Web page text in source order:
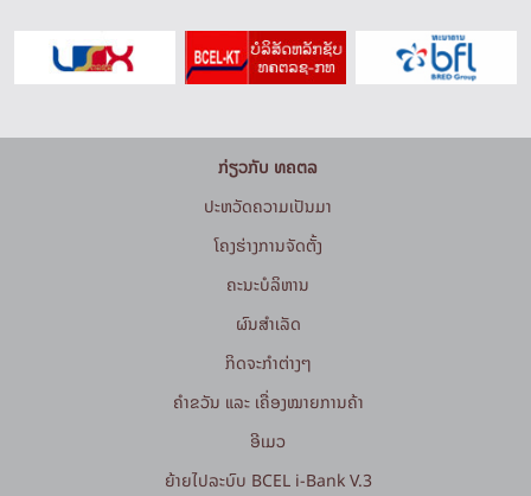
ກ່ຽວກັບ ທຄຕລ
ປະຫວັດຄວາມເປັນມາ
ໂຄງຮ່າງການຈັດຕັ້ງ
ຄະນະບໍລິຫານ
ຜົນສຳເລັດ
ກິດຈະກໍາຕ່າງໆ
ຄຳຂວັນ ແລະ ເຄື່ອງໝາຍການຄ້າ
ອີເມວ
ຍ້າຍໄປລະບົບ BCEL i-Bank V.3